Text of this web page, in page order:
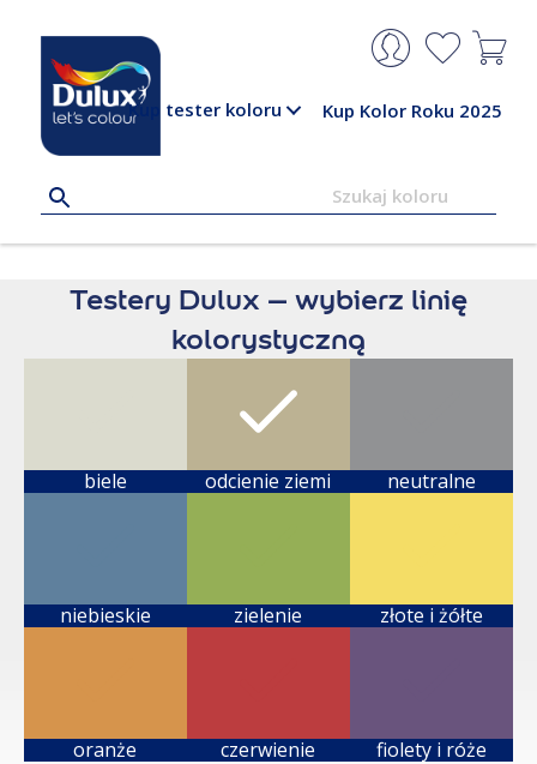
Kup tester koloru Kup Kolor Roku 2025
Testery Dulux – wybierz linię
kolorystyczną
biele odcienie ziemi neutralne
niebieskie zielenie złote i żółte
oranże czerwienie fiolety i róże